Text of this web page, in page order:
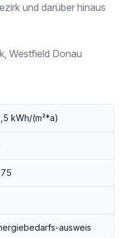
OpenStreetMap
und darüber hinaus
Westfield Donau
kWh/(m²*a)
ausweis